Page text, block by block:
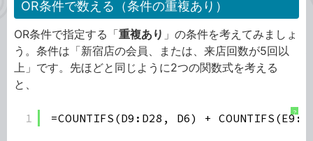
OR条件で数える（条件の重複あり）
OR条件で指定する「重複あり 」の条件を考えてみましょ
う。条件は「新宿店の会員、または、来店回数が5回以
上」です。先ほどと同じように2つの関数式を考える
と、
?
1 =COUNTIFS(D9:D28, D6) +